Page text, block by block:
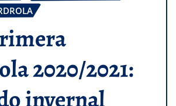
2020/2021:
invernal